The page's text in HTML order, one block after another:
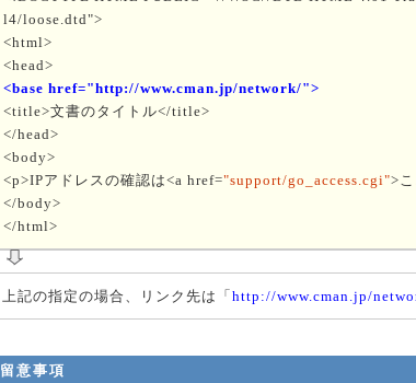
l4/loose.dtd">
<html>
<head>
<base href="http://www.cman.jp/network/">
<title>文書のタイトル</title>
</head>
<body>
<p>IPアドレスの確認は<a href="support/go_access.cgi">
</body>
</html>
上記の指定の場合、リンク先は「http://www.cman.jp/
留意事項